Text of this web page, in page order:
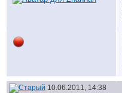
10.06.2011, 14:38